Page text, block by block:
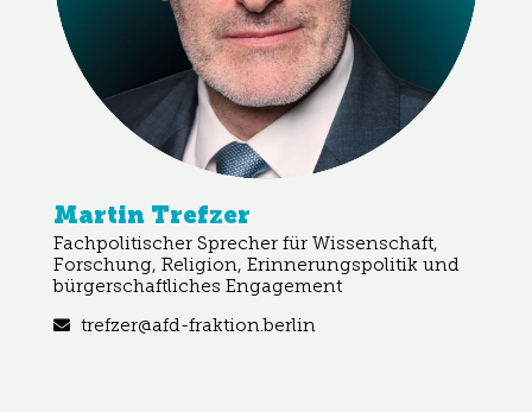
Martin Trefzer
Fachpolitischer Sprecher für Wissenschaft,
Forschung, Religion, Erinnerungspolitik und
bürgerschaftliches Engagement
trefzer@afd-fraktion.berlin